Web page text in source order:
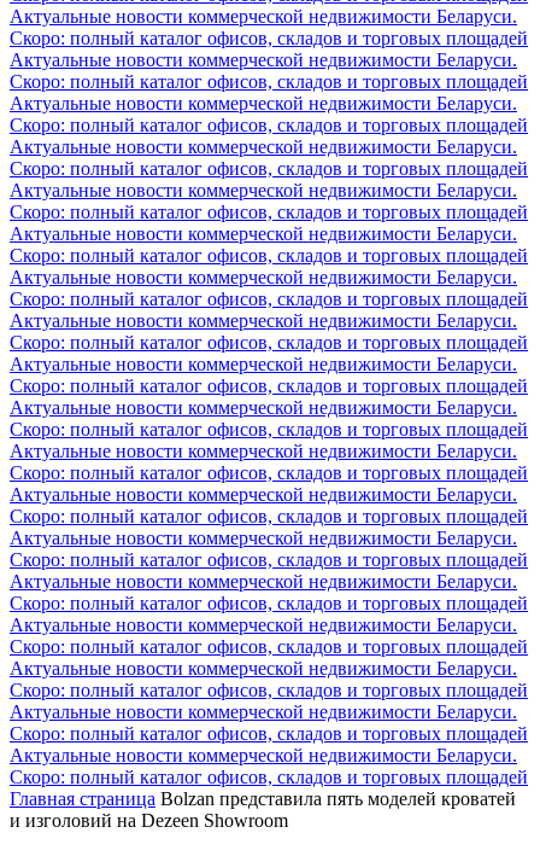
Актуальные новости коммерческой недвижимости Беларуси.
Скоро: полный каталог офисов, складов и торговых площадей
Актуальные новости коммерческой недвижимости Беларуси.
Скоро: полный каталог офисов, складов и торговых площадей
Актуальные новости коммерческой недвижимости Беларуси.
Скоро: полный каталог офисов, складов и торговых площадей
Актуальные новости коммерческой недвижимости Беларуси.
Скоро: полный каталог офисов, складов и торговых площадей
Актуальные новости коммерческой недвижимости Беларуси.
Скоро: полный каталог офисов, складов и торговых площадей
Актуальные новости коммерческой недвижимости Беларуси.
Скоро: полный каталог офисов, складов и торговых площадей
Актуальные новости коммерческой недвижимости Беларуси.
Скоро: полный каталог офисов, складов и торговых площадей
Актуальные новости коммерческой недвижимости Беларуси.
Скоро: полный каталог офисов, складов и торговых площадей
Актуальные новости коммерческой недвижимости Беларуси.
Скоро: полный каталог офисов, складов и торговых площадей
Актуальные новости коммерческой недвижимости Беларуси.
Скоро: полный каталог офисов, складов и торговых площадей
Актуальные новости коммерческой недвижимости Беларуси.
Скоро: полный каталог офисов, складов и торговых площадей
Актуальные новости коммерческой недвижимости Беларуси.
Скоро: полный каталог офисов, складов и торговых площадей
Актуальные новости коммерческой недвижимости Беларуси.
Скоро: полный каталог офисов, складов и торговых площадей
Актуальные новости коммерческой недвижимости Беларуси.
Скоро: полный каталог офисов, складов и торговых площадей
Актуальные новости коммерческой недвижимости Беларуси.
Скоро: полный каталог офисов, складов и торговых площадей
Актуальные новости коммерческой недвижимости Беларуси.
Скоро: полный каталог офисов, складов и торговых площадей
Актуальные новости коммерческой недвижимости Беларуси.
Скоро: полный каталог офисов, складов и торговых площадей
Актуальные новости коммерческой недвижимости Беларуси.
Скоро: полный каталог офисов, складов и торговых площадей
Главная страница Bolzan представила пять моделей кроватей
и изголовий на Dezeen Showroom